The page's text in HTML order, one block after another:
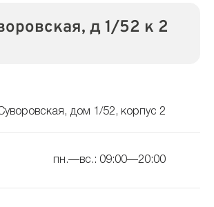
д 1/52 к 2
дом 1/52, корпус 2
пн.—вс.: 09:00—20:00